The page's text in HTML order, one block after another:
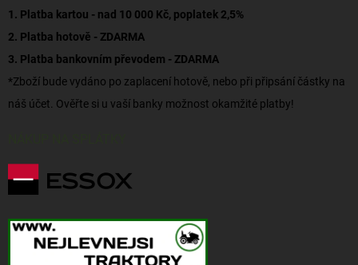
1. Platba kartou - nad 10 000 Kč, poplatek 2,5%
2. Platba hotově - ZDARMA
3. Platba bankovním převodem - ZDARMA
*Zboží bude vydáno po zaplacení hotově, nebo při připsání částky na
náš účet. Ověřte si u vaší banky možnost okamžité platby!